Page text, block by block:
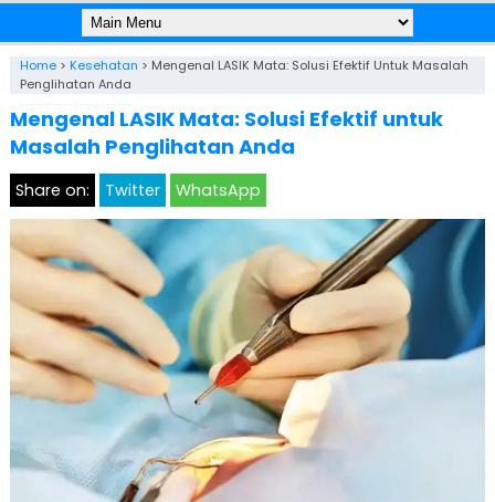
Home> Kesehatan > Mengenal LASIK Mata: Solusi Efektif Untuk Masalah
Penglihatan Anda
Mengenal LASIK Mata: Solusi Efektif untuk
Masalah Penglihatan Anda
Share on: Twitter WhatsApp